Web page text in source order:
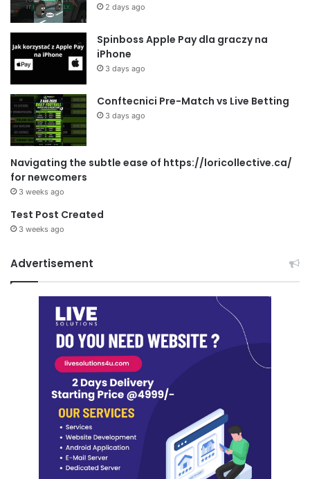
2 days ago
Spinboss Apple Pay dla graczy na
iPhone
3 days ago
Conftecnici Pre-Match vs Live Betting
3 days ago
Navigating the subtle ease of https://loricollective.ca/
for newcomers
3 weeks ago
Test Post Created
3 weeks ago
Advertisement